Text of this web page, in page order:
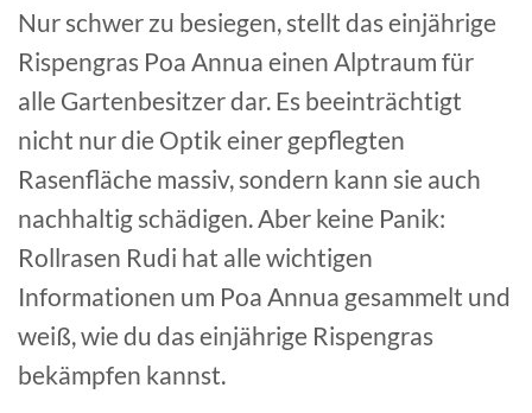
Nur schwer zu besiegen, stellt das einjährige
Rispengras Poa Annua einen Alptraum für
alle Gartenbesitzer dar. Es beeinträchtigt
nicht nur die Optik einer gepflegten
Rasenfläche massiv, sondern kann sie auch
nachhaltig schädigen. Aber keine Panik:
Rollrasen Rudi hat alle wichtigen
Informationen um Poa Annua gesammelt und
weiß, wie du das einjährige Rispengras
bekämpfen kannst.